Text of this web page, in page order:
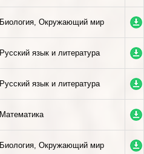
Биология, Окружающий мир
Русский язык и литература
Русский язык и литература
Математика
Биология, Окружающий мир